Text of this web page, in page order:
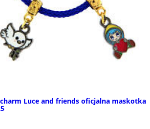
Luce and friends oficjalna maskotka